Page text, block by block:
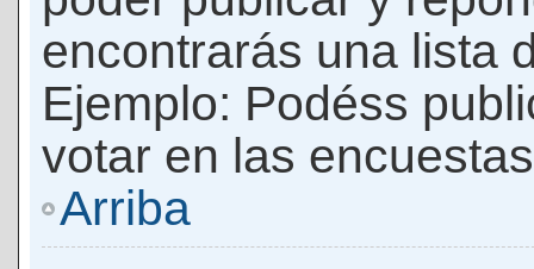
encontrarás una lista
Ejemplo: Podéss
votar en las
Arriba